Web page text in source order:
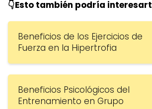
👇Esto también podría
Beneficios de los Ejercicios de
Fuerza en la Hipertrofia
Beneficios Psicológicos del
Entrenamiento en Grupo